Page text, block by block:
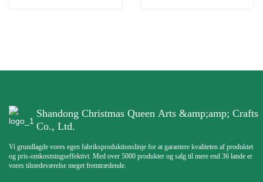
Shandong Christmas Queen Arts &amp;amp; Crafts
Co., Ltd.
Vi grundlagde vores egen fabriksproduktionslinje for at garantere kvaliteten af ​​produktet
og pris-omkostningseffektivt. Med over 5000 produkter og salg til mere end 36 lande er
vores tilstedeværelse meget fremtrædende.